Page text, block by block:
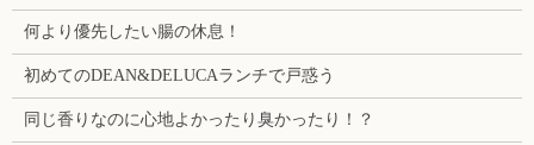
何より優先したい腸の休息！
初めてのDEAN&DELUCAランチで戸惑う
同じ香りなのに心地よかったり臭かったり！？